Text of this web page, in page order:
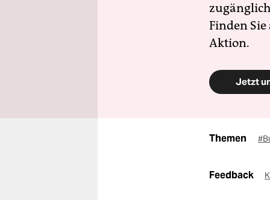
Finden
Aktion.
Jetzt
Themen
Feedback